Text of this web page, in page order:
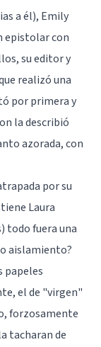
a él), Emily
epistolar con
su editor y
realizó una
por primera y
la describió
azorada, con
por su
Laura
todo fuera una
aislamiento?
papeles
el de "virgen"
forzosamente
tacharan de